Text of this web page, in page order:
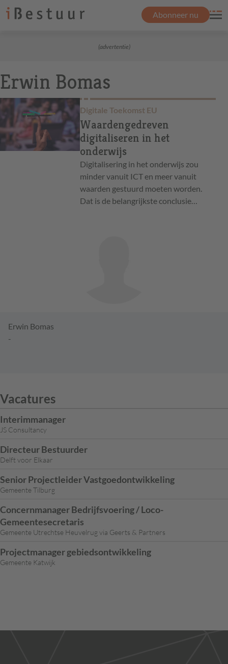
Abonneer nu
(advertentie)
Erwin Bomas
Digitale Toekomst EU
Waardengedreven
digitaliseren in het
onderwijs
Digitalisering in het onderwijs zou
minder vanuit ICT en meer vanuit
waarden gestuurd moeten worden.
Dat is de belangrijkste conclusie…
Erwin Bomas
-
Vacatures
Interimmanager
JS Consultancy
Directeur Bestuurder
Delft voor Elkaar
Senior Projectleider Vastgoedontwikkeling
Gemeente Tilburg
Concernmanager Bedrijfsvoering / Loco-
Gemeentesecretaris
Gemeente Utrechtse Heuvelrug via Geerts & Partners
Projectmanager gebiedsontwikkeling
Gemeente Katwijk